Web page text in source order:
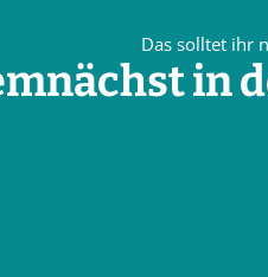
Das solltet ihr
in